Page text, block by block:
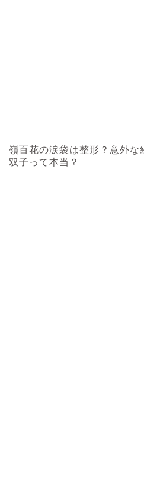
嶺百花の涙袋は整形？意外な
双子って本当？